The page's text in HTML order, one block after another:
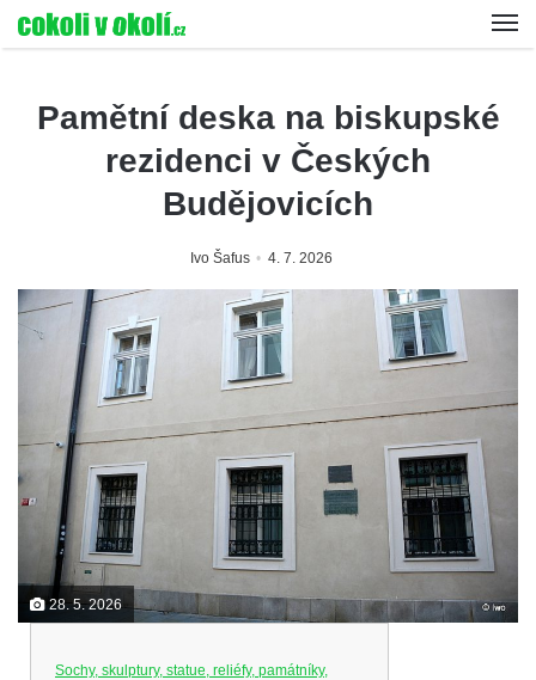
Pamětní deska na biskupské
rezidenci v Českých
Budějovicích
Ivo Šafus 4. 7. 2026
28. 5. 2026
Sochy, skulptury, statue, reliéfy, památníky,